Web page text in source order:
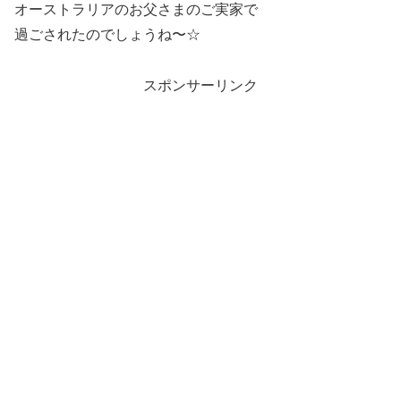
オーストラリアのお父さまのご実家で
過ごされたのでしょうね〜☆
スポンサーリンク